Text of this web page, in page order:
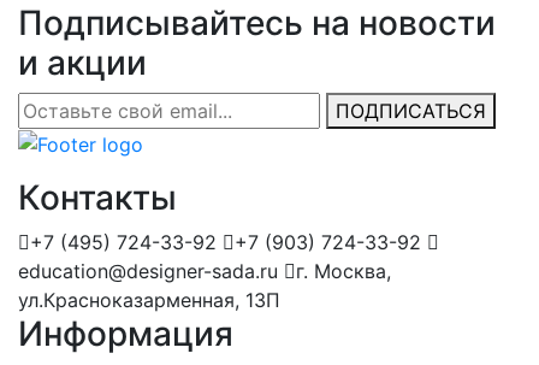
Подписывайтесь на новости
и акции
ПОДПИСАТЬСЯ
Контакты
+7 (495) 724-33-92
+7 (903) 724-33-92
education@designer-sada.ru
г. Москва,
ул.Красноказарменная, 13П
Информация